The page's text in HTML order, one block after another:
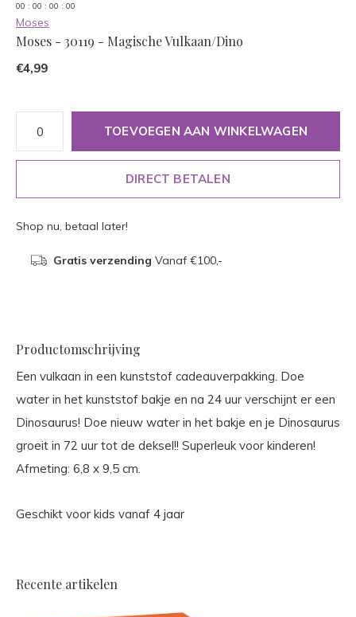
00 : 00 : 00 : 00
Moses
Moses - 30119 - Magische Vulkaan/Dino
€4,99
TOEVOEGEN AAN WINKELWAGEN
DIRECT BETALEN
Shop nu, betaal later!
Gratis verzending Vanaf €100,-
Productomschrijving
Een vulkaan in een kunststof cadeauverpakking. Doe
water in het kunststof bakje en na 24 uur verschijnt er een
Dinosaurus! Doe nieuw water in het bakje en je Dinosaurus
groeit in 72 uur tot de deksel!! Superleuk voor kinderen!
Afmeting: 6,8 x 9,5 cm.
Geschikt voor kids vanaf 4 jaar
Recente artikelen